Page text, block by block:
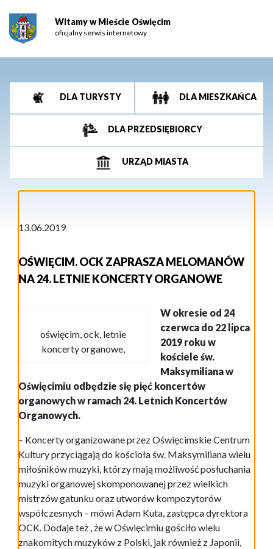
Witamy w Mieście Oświęcim
oficjalny serwis internetowy
DLA TURYSTY DLA MIESZKAŃCA
DLA PRZEDSIĘBIORCY
URZĄD MIASTA
13.06.2019
OŚWIĘCIM. OCK ZAPRASZA MELOMANÓW
NA 24. LETNIE KONCERTY ORGANOWE
oświęcim, ock, letnie
koncerty organowe,
W okresie od 24
czerwca do 22 lipca
2019 roku w
kościele św.
Maksymiliana w
Oświęcimiu odbędzie się pięć koncertów
organowych w ramach 24. Letnich Koncertów
Organowych.
– Koncerty organizowane przez Oświęcimskie Centrum
Kultury przyciągają do kościoła św. Maksymiliana wielu
miłośników muzyki, którzy mają możliwość posłuchania
muzyki organowej skomponowanej przez wielkich
mistrzów gatunku oraz utworów kompozytorów
współczesnych – mówi Adam Kuta, zastępca dyrektora
OCK. Dodaje też , że w Oświęcimiu gościło wielu
znakomitych muzyków z Polski, jak również z Japonii,